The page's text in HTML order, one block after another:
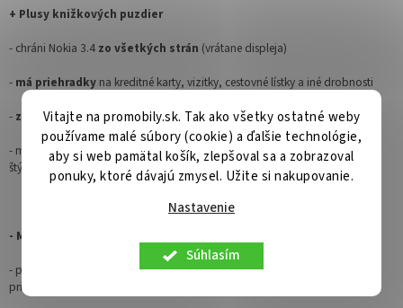
Vitajte na promobily.sk. Tak ako všetky ostatné weby
používame malé súbory (cookie) a ďalšie technológie,
aby si web pamätal košík, zlepšoval sa a zobrazoval
ponuky, ktoré dávajú zmysel. Užite si nakupovanie.
Nastavenie
Súhlasím
+ Plusy knižkových puzdier
- chráni Nokia 3.4 zo všetkých strán (vrátane displeja)
- má priehradky na kreditné karty, vizitky, cestovné lístky a iné drobnosti
- zaisťuje súkromie(cez kryt nie je vidieť kto píše a volá)
- máme najväčší výber knižkových puzdier (ohromná pestrosť vzorov a
štýlov)
- Mínusy knižkových puzdier
- pred každým použitím telefónu jepotrebné odklopiť
pri častom používaní to môže byť "otravné"